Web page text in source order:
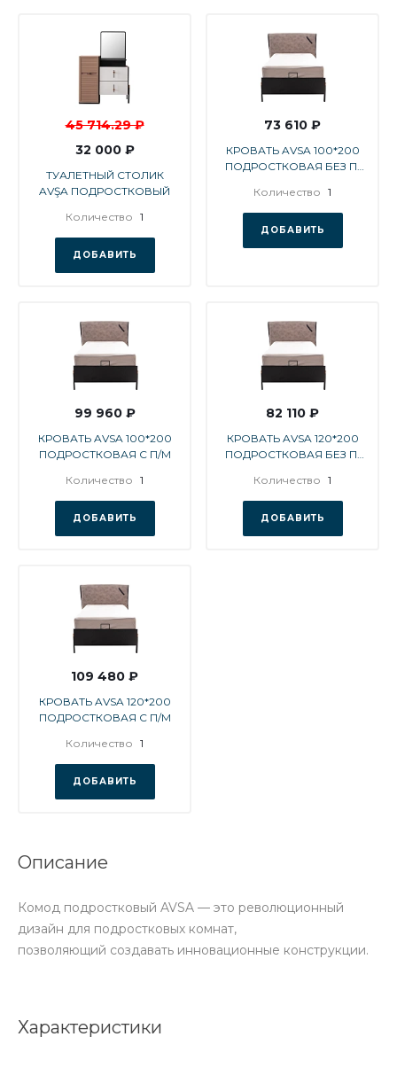
45 714.29 ₽
32 000 ₽
ТУАЛЕТНЫЙ СТОЛИК
AVŞA ПОДРОСТКОВЫЙ
Количество 1
ДОБАВИТЬ
73 610 ₽
КРОВАТЬ AVSA 100*200
ПОДРОСТКОВАЯ БЕЗ П/
Количество 1
ДОБАВИТЬ
99 960 ₽
КРОВАТЬ AVSA 100*200
ПОДРОСТКОВАЯ С П/М
Количество 1
ДОБАВИТЬ
82 110 ₽
КРОВАТЬ AVSA 120*200
ПОДРОСТКОВАЯ БЕЗ П/
Количество 1
ДОБАВИТЬ
109 480 ₽
КРОВАТЬ AVSA 120*200
ПОДРОСТКОВАЯ С П/М
Количество 1
ДОБАВИТЬ
Описание
Комод подростковый AVSA — это революционный
дизайн для подростковых комнат,
позволяющий создавать инновационные конструкции.
Характеристики